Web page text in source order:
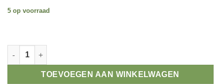
5 op voorraad
My Dream gel mini square aantal
TOEVOEGEN AAN WINKELWAGEN